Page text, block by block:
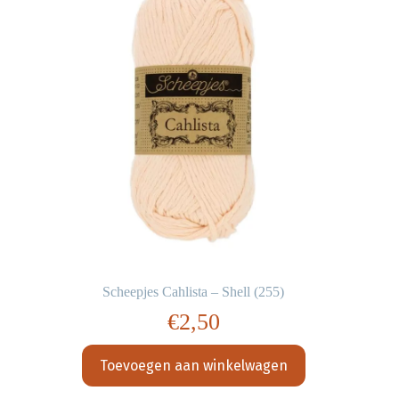
Scheepjes Cahlista – Shell (255)
€2,50
Toevoegen aan winkelwagen